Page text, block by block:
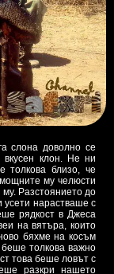
слона доволно се
клон. Не ни
толкова близо, че
му челюсти
Разстоянието до
усети нарастваше с
рядкост в Джеса
на вятъра, които
бяхме на косъм
толкова важно
това беше ловът с
разкри нашето